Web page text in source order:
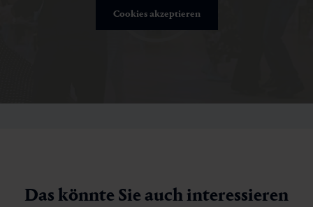
Cookies akzeptieren
Das könnte Sie auch interessieren